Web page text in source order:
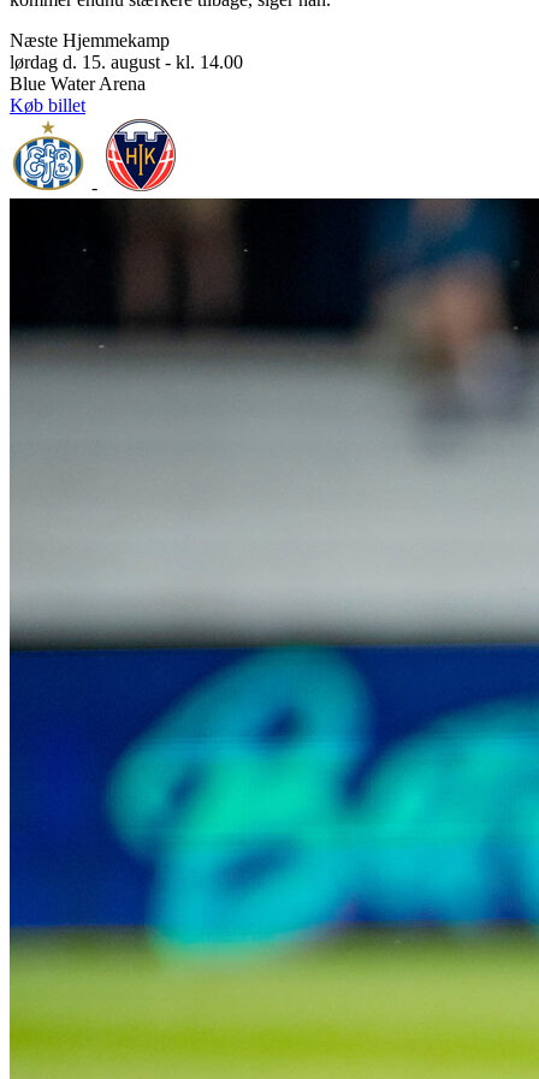
Næste Hjemmekamp
lørdag d. 15. august - kl. 14.00
Blue Water Arena
Køb billet
-